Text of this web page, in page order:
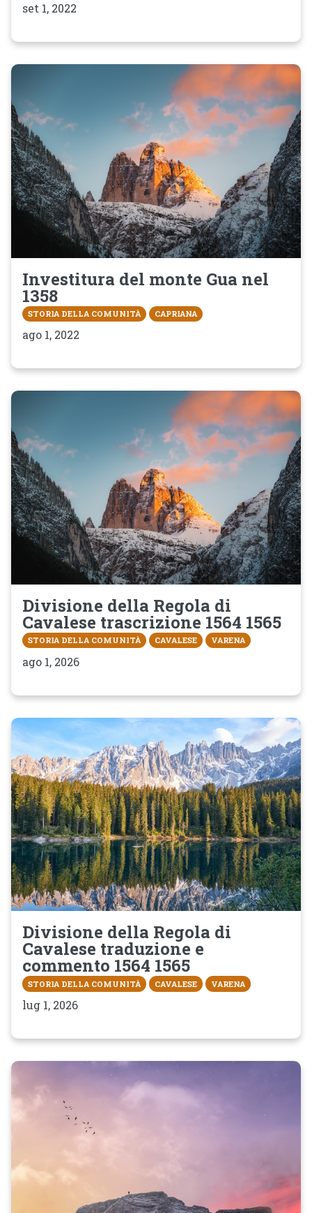
set 1, 2022
Investitura del monte Gua nel
1358
STORIA DELLA COMUNITÀ CAPRIANA
ago 1, 2022
Divisione della Regola di
Cavalese trascrizione 1564 1565
STORIA DELLA COMUNITÀ CAVALESE VARENA
ago 1, 2026
Divisione della Regola di
Cavalese traduzione e
commento 1564 1565
STORIA DELLA COMUNITÀ CAVALESE VARENA
lug 1, 2026